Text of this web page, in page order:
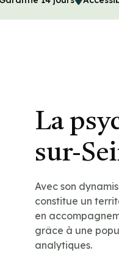
La
sur-
Avec son
constitue un
en
grâce à une
analytiques.